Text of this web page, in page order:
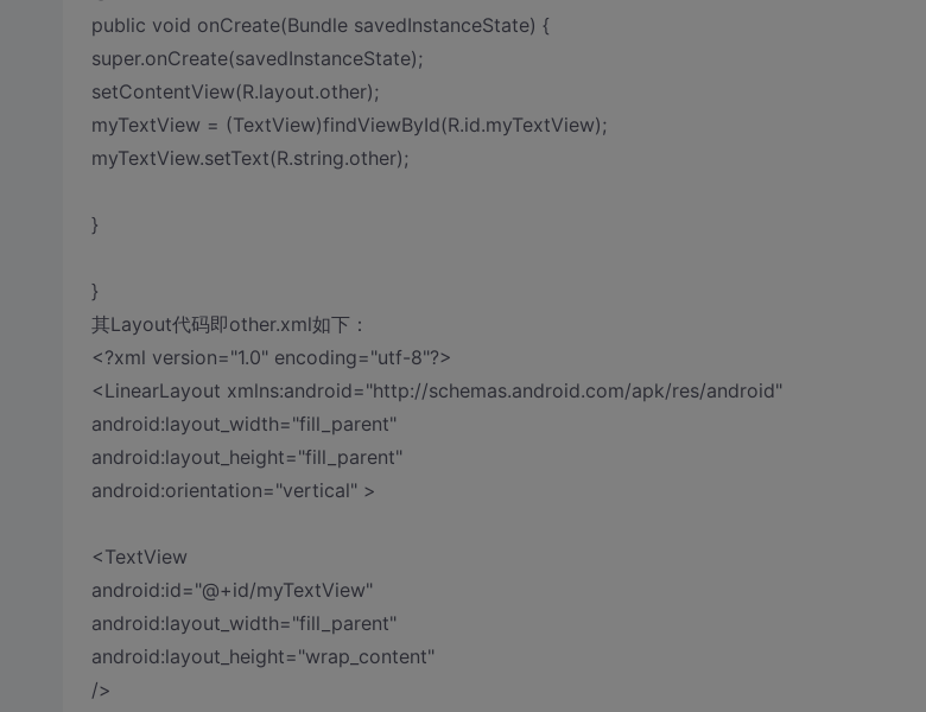
public void onCreate(Bundle savedInstanceState) {
super.onCreate(savedInstanceState);
setContentView(R.layout.other);
myTextView = (TextView)findViewById(R.id.myTextView);
myTextView.setText(R.string.other);
}
}
其Layout代码即other.xml如下：
<?xml version="1.0" encoding="utf-8"?>
<LinearLayout xmlns:android="http://schemas.android.com/apk/res/android"
android:layout_width="fill_parent"
android:layout_height="fill_parent"
android:orientation="vertical" >
<TextView
android:id="@+id/myTextView"
android:layout_width="fill_parent"
android:layout_height="wrap_content"
/>